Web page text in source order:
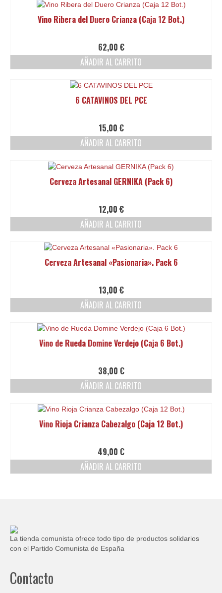
13,00 €
hasta
45,00 €
producto
múltiples
Las
opciones
se
elegir
la
producto
Vino Ribera del Duero Crianza (Caja 12 Bot.)
62,00 €
AÑADIR AL CARRITO
6 CATAVINOS DEL PCE
15,00 €
AÑADIR AL CARRITO
Cerveza Artesanal GERNIKA (Pack 6)
12,00 €
AÑADIR AL CARRITO
Cerveza Artesanal «Pasionaria». Pack 6
13,00 €
AÑADIR AL CARRITO
Vino de Rueda Domine Verdejo (Caja 6 Bot.)
38,00 €
AÑADIR AL CARRITO
Vino Rioja Crianza Cabezalgo (Caja 12 Bot.)
49,00 €
AÑADIR AL CARRITO
La tienda comunista ofrece todo tipo de productos solidarios
con el Partido Comunista de España
Contacto